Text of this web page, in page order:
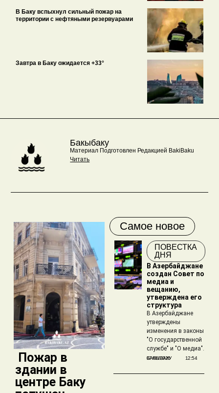
В Баку вспыхнул сильный пожар на
территории с нефтяными резервуарами
Завтра в Баку ожидается +33°
Бакыбаку
Материал Подготовлен Редакцией BakiBaku
Читать
​ Пожар в
здании в
центре Баку
Самое новое
ПОВЕСТКА
ДНЯ
В Азербайджане
создан Совет по
медиа и
вещанию,
утверждена его
структура
В Азербайджане
утверждены
изменения в законы
"О государственной
службе" и "О медиа".
БАКЫБАКУ
07/08/2026 12:54